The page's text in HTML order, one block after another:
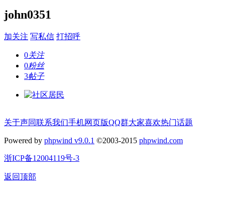
john0351
加关注 写私信 打招呼
0关注
0粉丝
3帖子
关于声同联系我们手机网页版QQ群大家喜欢热门话题
Powered by phpwind v9.0.1 ©2003-2015 phpwind.com
浙ICP备12004119号-3
返回顶部